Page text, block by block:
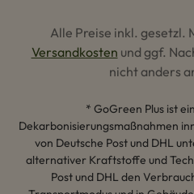
Alle Preise inkl. gesetzl.
Versandkosten und ggf.
nicht anders
* GoGreen Plus ist
Dekarbonisierungsmaßnahmen
von Deutsche Post und DHL
alternativer Kraftstoffe und
Post und DHL den